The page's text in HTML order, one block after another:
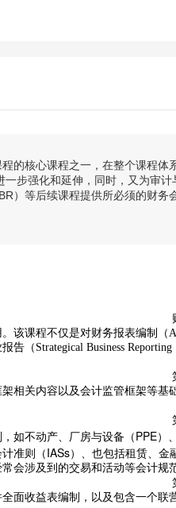
的核心课程之一，在整个课程
步强化和延伸，同时，又为审
）等后续课程提供所必须的财务
该课程不仅是对财务报表编制（
告（Strategical Business
相关内容以及会计监管框架等
如不动产、厂房与设备（ PPE）
准则（ IASs）、也包括租赁、金
会涉及到的交易和活动等会计规
面收益表编制，以及包含一个